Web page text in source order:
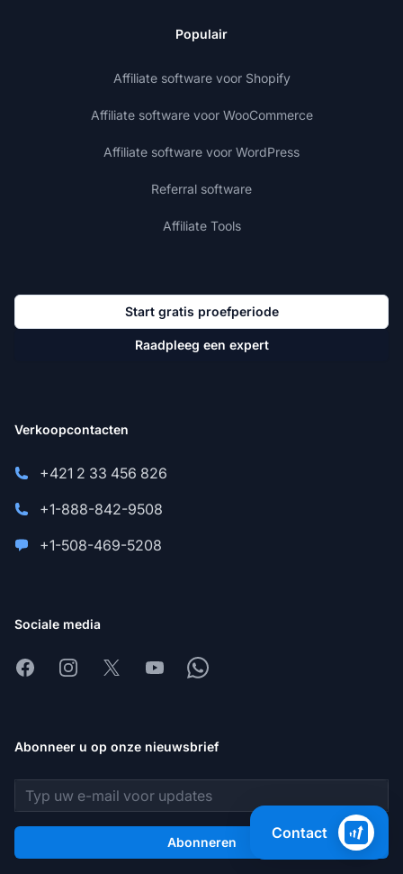
Populair
Affiliate software voor Shopify
Affiliate software voor WooCommerce
Affiliate software voor WordPress
Referral software
Affiliate Tools
Start gratis proefperiode
Raadpleeg een expert
Verkoopcontacten
+421 2 33 456 826
+1-888-842-9508
+1-508-469-5208
Sociale media
FacebookInstagram
X YoutubeWhatsapp
Abonneer u op onze nieuwsbrief
E-mailadres
Abonneren
Contact